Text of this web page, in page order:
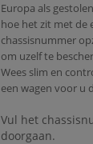
Europa als
hoe het zit met de
chassisnummer
om uzelf te
Wees slim en
een wagen voor u
Vul het
doorgaan.